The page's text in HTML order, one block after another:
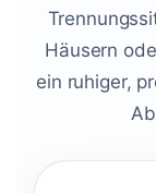
Häusern
ein ruhiger,